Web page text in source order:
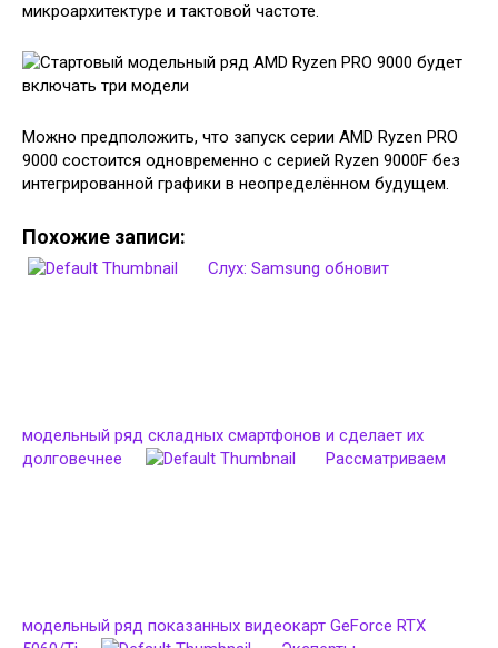
микроархитектуре и тактовой частоте.
Можно предположить, что запуск серии AMD Ryzen PRO
9000 состоится одновременно с серией Ryzen 9000F без
интегрированной графики в неопределённом будущем.
Похожие записи:
Слух: Samsung обновит
модельный ряд складных смартфонов и сделает их
долговечнее
Рассматриваем
модельный ряд показанных видеокарт GeForce RTX